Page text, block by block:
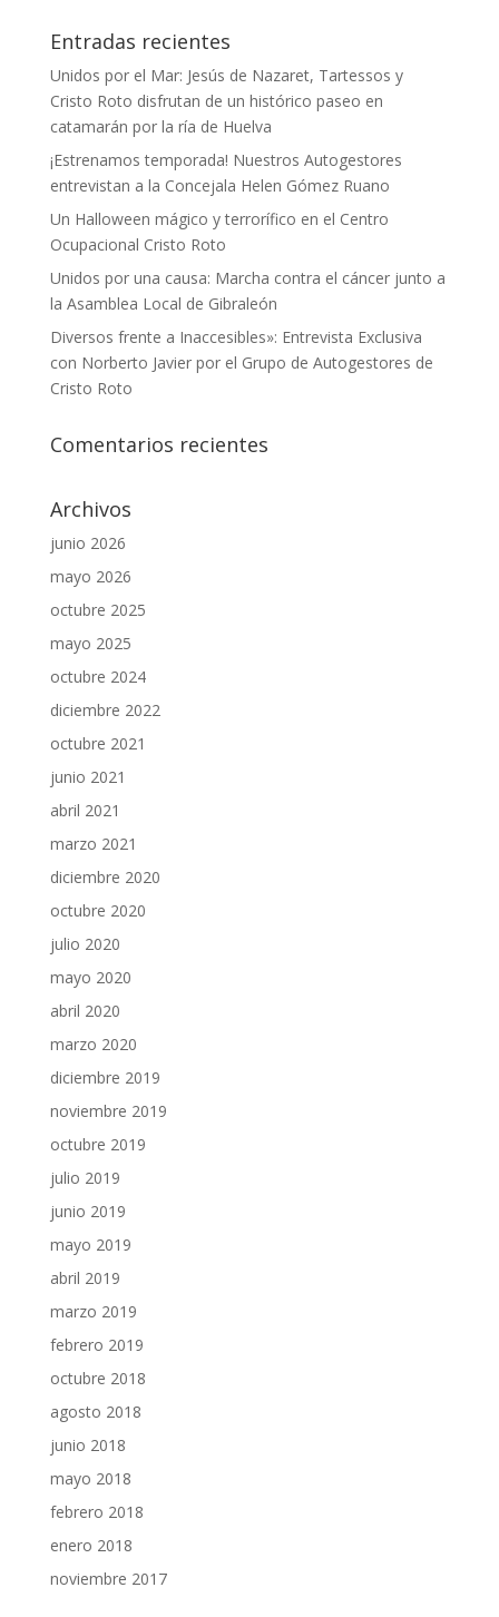
Entradas recientes
Unidos por el Mar: Jesús de Nazaret, Tartessos y
Cristo Roto disfrutan de un histórico paseo en
catamarán por la ría de Huelva
¡Estrenamos temporada! Nuestros Autogestores
entrevistan a la Concejala Helen Gómez Ruano
Un Halloween mágico y terrorífico en el Centro
Ocupacional Cristo Roto
Unidos por una causa: Marcha contra el cáncer junto a
la Asamblea Local de Gibraleón
Diversos frente a Inaccesibles»: Entrevista Exclusiva
con Norberto Javier por el Grupo de Autogestores de
Cristo Roto
Comentarios recientes
Archivos
junio 2026
mayo 2026
octubre 2025
mayo 2025
octubre 2024
diciembre 2022
octubre 2021
junio 2021
abril 2021
marzo 2021
diciembre 2020
octubre 2020
julio 2020
mayo 2020
abril 2020
marzo 2020
diciembre 2019
noviembre 2019
octubre 2019
julio 2019
junio 2019
mayo 2019
abril 2019
marzo 2019
febrero 2019
octubre 2018
agosto 2018
junio 2018
mayo 2018
febrero 2018
enero 2018
noviembre 2017